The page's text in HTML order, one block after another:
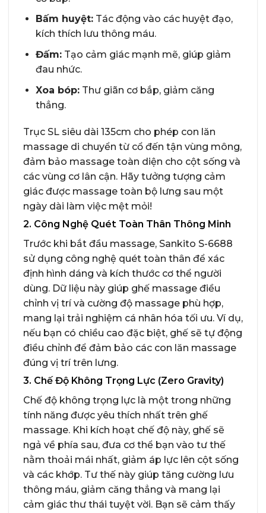
Bấm huyệt:Tác động vào các huyệt đạo,
kích thích lưu thông máu.
Đấm:Tạo cảm giác mạnh mẽ, giúp giảm
đau nhức.
Xoa bóp:Thư giãn cơ bắp, giảm căng
thẳng.
Trục SL siêu dài 135cm cho phép con lăn
massage di chuyển từ cổ đến tận vùng mông,
đảm bảo massage toàn diện cho cột sống và
các vùng cơ lân cận. Hãy tưởng tượng cảm
giác được massage toàn bộ lưng sau một
ngày dài làm việc mệt mỏi!
2. Công Nghệ Quét Toàn Thân Thông Minh
Trước khi bắt đầu massage, Sankito S-6688
sử dụng công nghệ quét toàn thân để xác
định hình dáng và kích thước cơ thể người
dùng. Dữ liệu này giúp ghế massage điều
chỉnh vị trí và cường độ massage phù hợp,
mang lại trải nghiệm cá nhân hóa tối ưu. Ví dụ,
nếu bạn có chiều cao đặc biệt, ghế sẽ tự động
điều chỉnh để đảm bảo các con lăn massage
đúng vị trí trên lưng.
3. Chế Độ Không Trọng Lực (Zero Gravity)
Chế độ không trọng lực là một trong những
tính năng được yêu thích nhất trên ghế
massage. Khi kích hoạt chế độ này, ghế sẽ
ngả về phía sau, đưa cơ thể bạn vào tư thế
nằm thoải mái nhất, giảm áp lực lên cột sống
và các khớp. Tư thế này giúp tăng cường lưu
thông máu, giảm căng thẳng và mang lại
cảm giác thư thái tuyệt vời. Bạn sẽ cảm thấy